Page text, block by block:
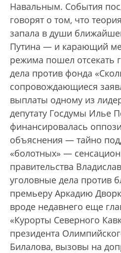
Навальным. События
говорят о том, что
запала в души
Путина — и карающий
режима пошел отсекать
дела против фонда
сопровождающиеся
выплаты одному из
депутату Госдумы Илье
финансировалась
объяснения — тайно
«болотных» —
правительства
уголовные дела против
премьеру Аркадию
вроде недавнего еще
«Курорты Северного
президента
Билалова, вызовы на